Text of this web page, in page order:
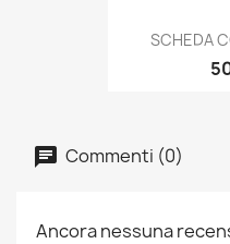
SCHEDA
Commenti (0)
Ancora nessuna